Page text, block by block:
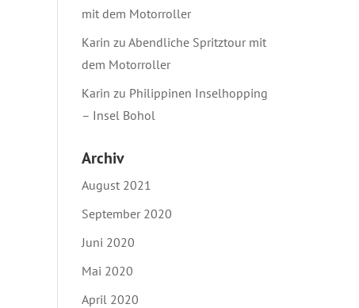
mit dem Motorroller
Karin zu Abendliche Spritztour mit
dem Motorroller
Karin zu Philippinen Inselhopping
– Insel Bohol
Archiv
August 2021
September 2020
Juni 2020
Mai 2020
April 2020